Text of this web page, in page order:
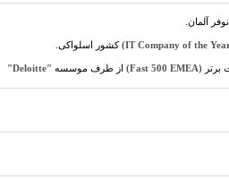
آلمان.
کشور اسلواکی.
(Fast 500 EMEA) از طرف موسسه "Deloitte"